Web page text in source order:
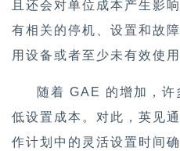
Insights
且还会对单位成本产生影
有相关的停机、设置和故
用设备或者至少未有效使用
随着 GAE 的增加，许
低设置成本。对此，英见
作计划中的灵活设置时间